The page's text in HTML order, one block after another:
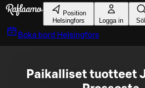
Gå till huvudinnehållet
Position
Helsingfors
Logga in
Boka bord Helsingfors
Paikalliset tuotteet